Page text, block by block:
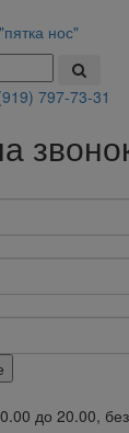
нос"
797-73-31
до 20.00,